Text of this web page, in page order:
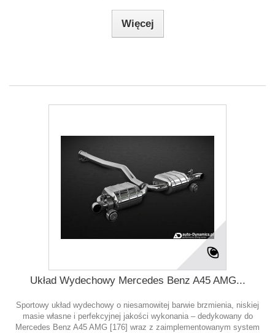
Więcej
Układ Wydechowy Mercedes Benz A45 AMG...
Sportowy układ wydechowy o niesamowitej barwie brzmienia, niskiej
masie własne i perfekcyjnej jakości wykonania – dedykowany do
Mercedes Benz A45 AMG [176] wraz z zaimplementowanym system